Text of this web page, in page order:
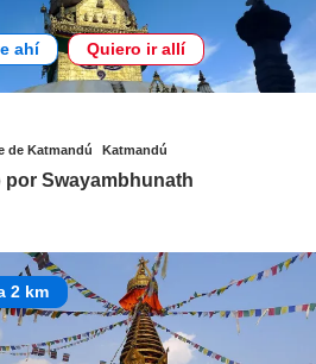
ahí Quiero ir allí
de Katmandú Katmandú
por Swayambhunath
2 km